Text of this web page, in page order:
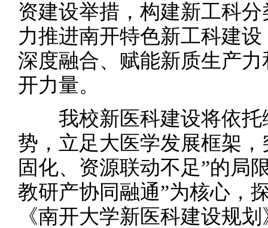
资建设举措，构建新工科
力推进南开特色新工科建
深度融合、赋能新质生产
开力量。
我校新医科建设将依托
势，立足大医学发展框架
固化、资源联动不足”的局
教研产协同融通”为核心，
《南开大学新医科建设规